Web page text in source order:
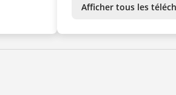
Afficher tous les